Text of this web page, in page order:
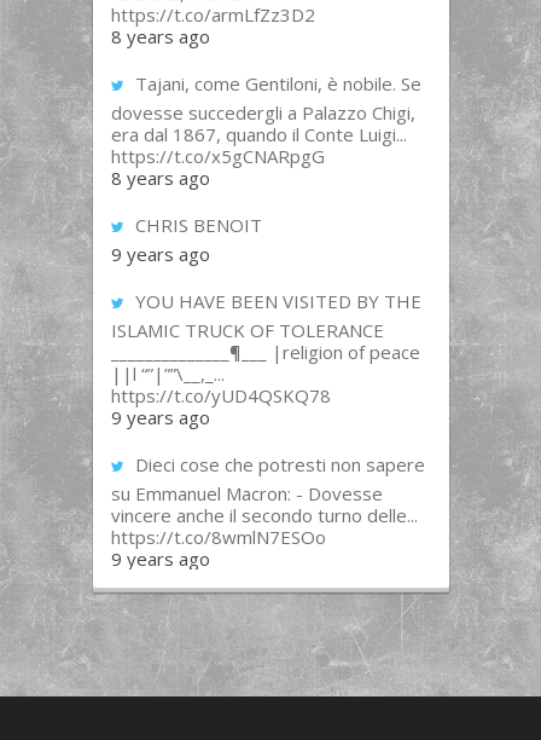
https://t.co/armLfZz3D2
8 years ago
Tajani, come Gentiloni, è nobile. Se
dovesse succedergli a Palazzo Chigi,
era dal 1867, quando il Conte Luigi...
https://t.co/x5gCNARpgG
8 years ago
CHRIS BENOIT
9 years ago
YOU HAVE BEEN VISITED BY THE
ISLAMIC TRUCK OF TOLERANCE
______________¶___ |religion of peace
||l “”|””\__,_...
https://t.co/yUD4QSKQ78
9 years ago
Dieci cose che potresti non sapere
su Emmanuel Macron: - Dovesse
vincere anche il secondo turno delle...
https://t.co/8wmlN7ESOo
9 years ago